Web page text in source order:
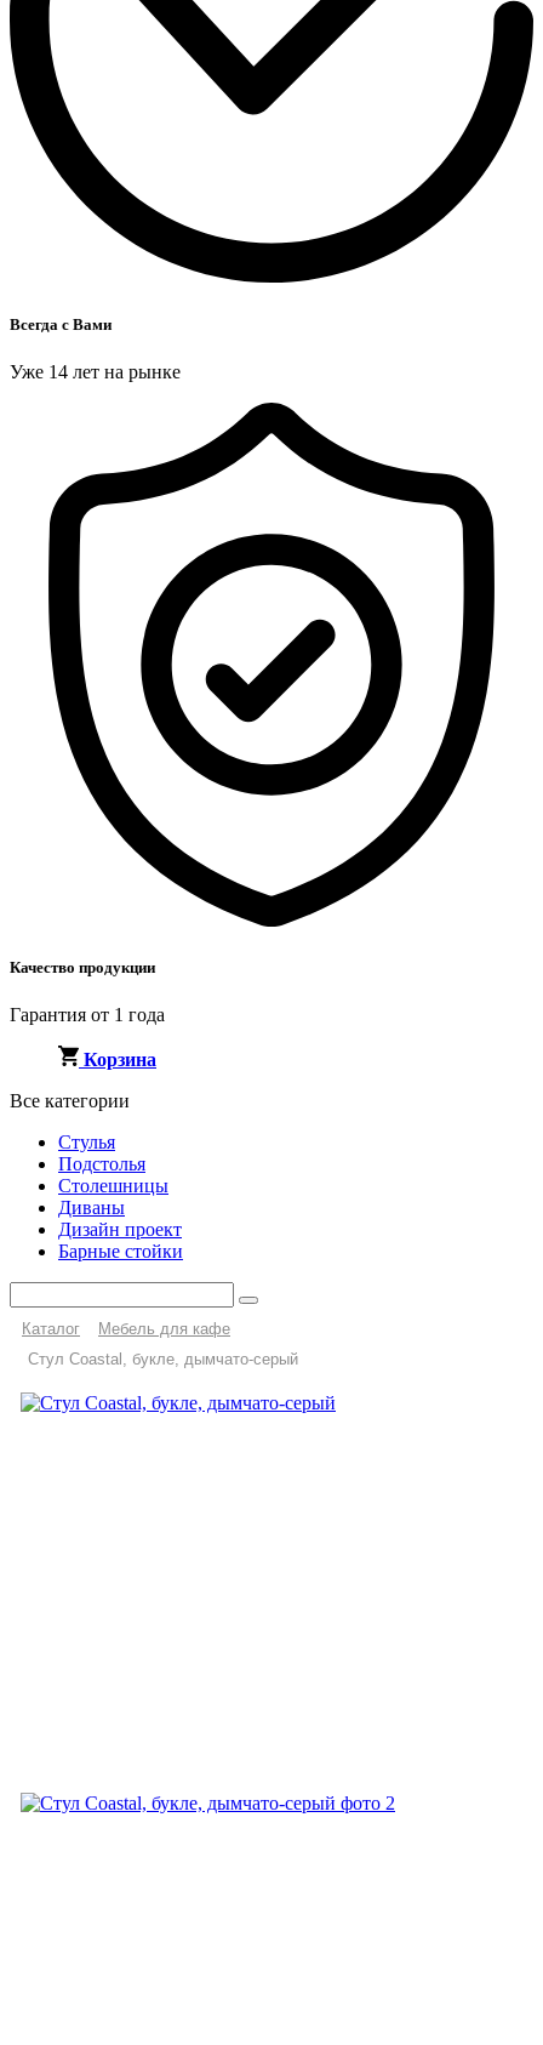
Всегда с Вами
Уже 14 лет на рынке
Качество продукции
Гарантия от 1 года
Корзина
Все категории
Стулья
Подстолья
Столешницы
Диваны
Дизайн проект
Барные стойки
Каталог
Мебель для кафе
Стул Coastal, букле, дымчато-серый